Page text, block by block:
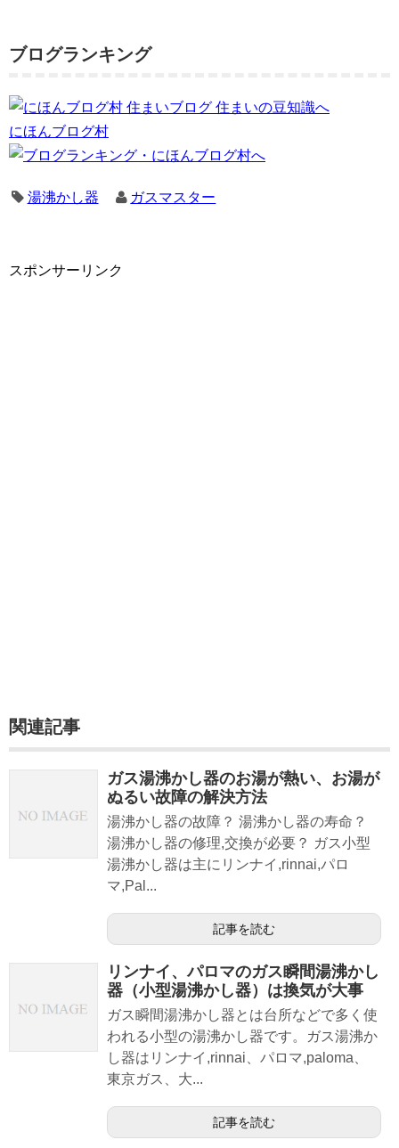
ブログランキング
にほんブログ村
湯沸かし器 ガスマスター
スポンサーリンク
関連記事
ガス湯沸かし器のお湯が熱い、お湯が
ぬるい故障の解決方法
湯沸かし器の故障？ 湯沸かし器の寿命？
湯沸かし器の修理,交換が必要？ ガス小型
湯沸かし器は主にリンナイ,rinnai,パロ
マ,Pal...
記事を読む
リンナイ、パロマのガス瞬間湯沸かし
器（小型湯沸かし器）は換気が大事
ガス瞬間湯沸かし器とは台所などで多く使
われる小型の湯沸かし器です。ガス湯沸か
し器はリンナイ,rinnai、パロマ,paloma、
東京ガス、大...
記事を読む